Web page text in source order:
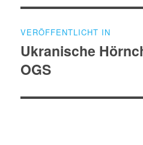
VERÖFFENTLICHT IN
Ukranische
OGS